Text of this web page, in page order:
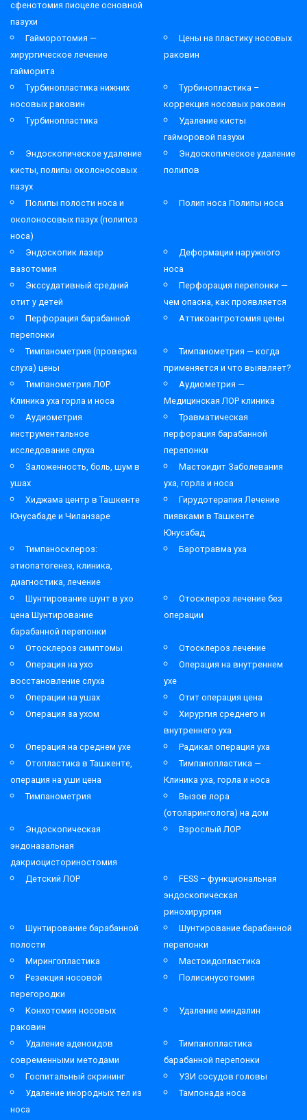
сфенотомия пиоцеле основной
пазухи
Гайморотомия —
хирургическое лечение
гайморита
Цены на пластику носовых
раковин
Турбинопластика нижних
носовых раковин
Турбинопластика –
коррекция носовых раковин
Турбинопластика
Удаление кисты
гайморовой пазухи
Эндоскопическое удаление
кисты, полипы околоносовых
пазух
Эндоскопическое удаление
полипов
Полипы полости носа и
околоносовых пазух (полипоз
носа)
Полип носа Полипы носа
Эндоскопик лазер
вазотомия
Деформации наружного
носа
Экссудативный средний
отит у детей
Перфорация перепонки —
чем опасна, как проявляется
Перфорация барабанной
перепонки
Аттикоантротомия цены
Тимпанометрия (проверка
слуха) цены
Тимпанометрия — когда
применяется и что выявляет?
Тимпанометрия ЛОР
Клиника уха горла и носа
Аудиометрия —
Медицинская ЛОР клиника
Аудиометрия
инструментальное
исследование слуха
Травматическая
перфорация барабанной
перепонки
Заложенность, боль, шум в
ушах
Мастоидит Заболевания
уха, горла и носа
Хиджама центр в Ташкенте
Юнусабаде и Чиланзаре
Гирудотерапия Лечение
пиявками в Ташкенте
Юнусабад
Тимпаносклероз:
этиопатогенез, клиника,
диагностика, лечение
Баротравма уха
Шунтирование шунт в ухо
цена Шунтирование
барабанной перепонки
Отосклероз лечение без
операции
Отосклероз симптомы
Отосклероз лечение
Операция на ухо
восстановление слуха
Операция на внутреннем
ухе
Операции на ушах
Отит операция цена
Операция за ухом
Хирургия среднего и
внутреннего уха
Операция на среднем ухе
Радикал операция уха
Отопластика в Ташкенте,
операция на уши цена
Тимпанопластика —
Клиника уха, горла и носа
Тимпанометрия
Вызов лора
(отоларинголога) на дом
Эндоскопическая
эндоназальная
дакриоцисториностомия
Взрослый ЛОР
Детский ЛОР
FESS – функциональная
эндоскопическая
ринохирургия
Шунтирование барабанной
полости
Шунтирование барабанной
перепонки
Мирингопластика
Мастоидопластика
Резекция носовой
перегородки
Полисинусотомия
Конхотомия носовых
раковин
Удаление миндалин
Удаление аденоидов
современными методами
Тимпанопластика
барабанной перепонки
Госпитальный скрининг
УЗИ сосудов головы
Удаление инородных тел из
носа
Тампонада носа